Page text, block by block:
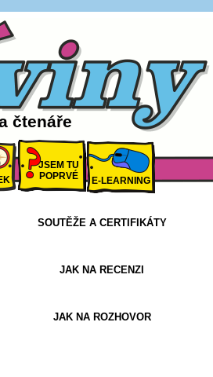
čtenáře
JSEM TU
POPRVÉ
E-LEARNING
SOUTĚŽE A CERTIFIKÁTY
JAK NA RECENZI
JAK NA ROZHOVOR